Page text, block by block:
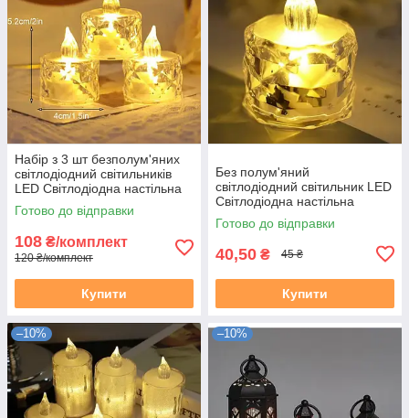
Набір з 3 шт безполум'яних
світлодіодний світильників
LED Світлодіодна настільна
Чайна Свічка нічник
світильник
Готово до відправки
108 ₴/комплект
120 ₴/комплект
Купити
Без полум'яний
світлодіодний світильник LED
Світлодіодна настільна
Чайна Свічка нічник
світильник
Готово до відправки
40,50 ₴ 45 ₴
Купити
–10% –10%